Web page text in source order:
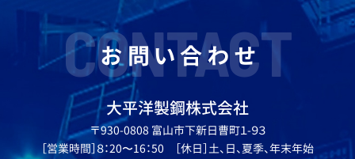
CONTACT
お問い合わせ
大平洋製鋼株式会社
〒930-0808 富山市下新日曹町１-９３
［営業時間］８：20〜16：50 ［休日］土、日、夏季、年末年始